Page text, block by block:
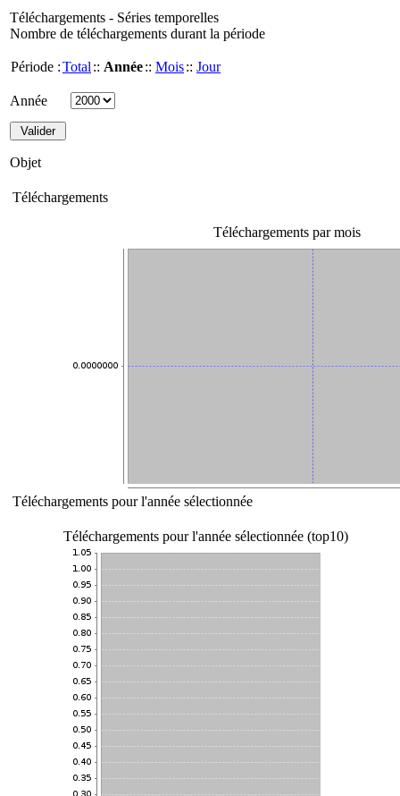
Téléchargements - Séries temporelles
Nombre de téléchargements durant la période
Période :Total :: Année:: Mois:: Jour
Année
Objet
Téléchargements
Téléchargements par mois
Téléchargements pour l'année sélectionnée
Téléchargements pour l'année sélectionnée (top10)